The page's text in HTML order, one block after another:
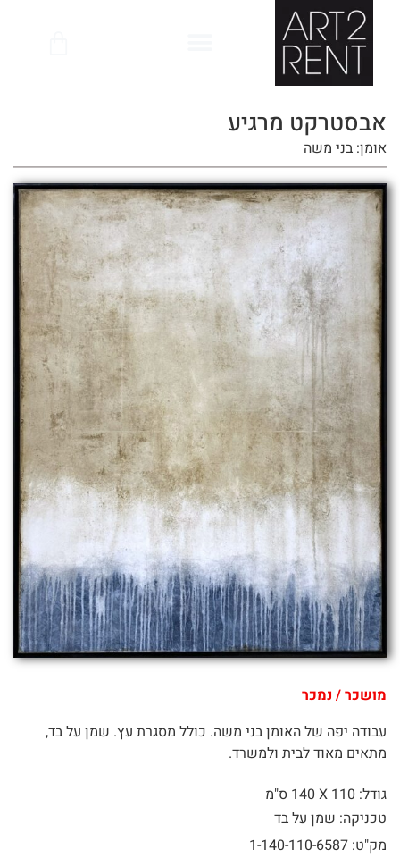
אבסטרקט מרגיע
אומן: בני משה
מושכר / נמכר
עבודה יפה של האומן בני משה. כולל מסגרת עץ. שמן על בד,
מתאים מאוד לבית ולמשרד.
גודל: 110 X
140 ס"מ
טכניקה: שמן על בד
מק"ט: 1-140-110-6587